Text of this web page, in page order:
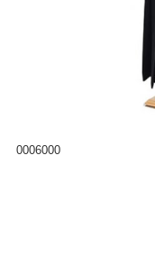
0006000